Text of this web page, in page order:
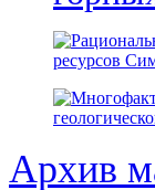
ресурсов
Архив